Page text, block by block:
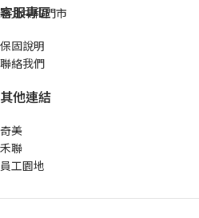
新北中和門市
客服專區
保固說明
聯絡我們
其他連結
奇美
禾聯
員工園地